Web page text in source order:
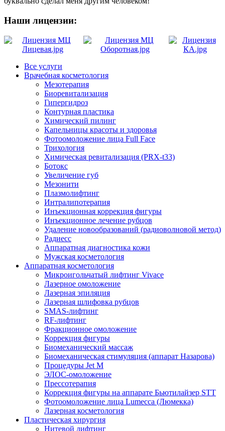
Наши лицензии:
Все услуги
Врачебная косметология
Мезотерапия
Биоревитализация
Гипергидроз
Контурная пластика
Химический пилинг
Капельницы красоты и здоровья
Фотоомоложение лица Full Face
Трихология
Химическая ревитализация (PRX-t33)
Ботокс
Увеличение губ
Мезонити
Плазмолифтинг
Интралипотерапия
Инъекционная коррекция фигуры
Инъекционное лечение рубцов
Удаление новообразований (радиоволновой метод)
Радиесс
Аппаратная диагностика кожи
Мужская косметология
Аппаратная косметология
Микроигольчатый лифтинг Vivace
Лазерное омоложение
Лазерная эпиляция
Лазерная шлифовка рубцов
SMAS-лифтинг
RF-лифтинг
Фракционное омоложение
Коррекция фигуры
Биомеханический массаж
Биомеханическая стимуляция (аппарат Назарова)
Процедуры Jet M
ЭЛОС-омоложение
Прессотерапия
Коррекция фигуры на аппарате Бьютилайзер STT
Фотоомоложение лица Lumecca (Люмекка)
Лазерная косметология
Пластическая хирургия
Нитевой лифтинг